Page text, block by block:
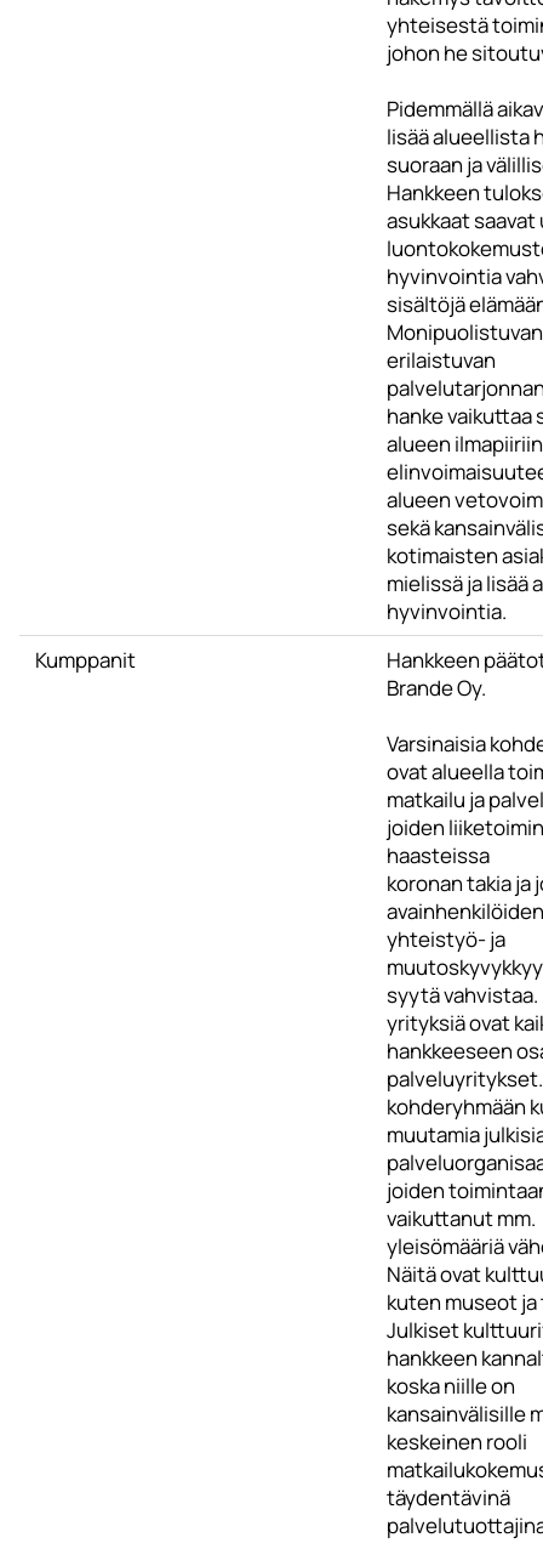
yhteisestä
johon he
Pidemmällä
lisää alueellista
suoraan ja
Hankkeen
asukkaat saavat
hyvinvointia
sisältöjä
erilaistuvan
hanke vaikuttaa
alueen
alueen
sekä
kotimaisten
mielissä ja lisää
hyvinvointia.
Kumppanit
Hankkeen
Brande Oy.
Varsinaisia
ovat alueella
matkailu ja
joiden
haasteissa
koronan takia ja
yhteistyö- ja
syytä vahvistaa.
yrityksiä ovat
hankkeeseen
kohderyhmään
muutamia
joiden
vaikuttanut mm.
yleisömääriä
Näitä ovat
kuten museot
Julkiset
hankkeen
koska niille on
kansainvälisille
keskeinen rooli
täydentävinä